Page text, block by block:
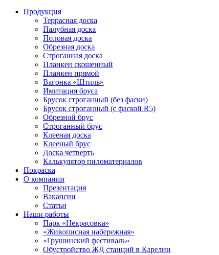
Продукция
Террасная доска
Палубная доска
Половая доска
Обрезная доска
Строганная доска
Планкен скошенный
Планкен прямой
Вагонка «Штиль»
Имитация бруса
Брусок строганный (без фаски)
Брусок строганный (с фаской R5)
Обрезной брус
Строганный брус
Клееная доска
Клееный брус
Доска четверть
Калькулятор пиломатериалов
Покраска
О компании
Презентация
Вакансии
Статьи
Наши работы
Парк «Некрасовка»
«Живописная набережная»
«Грушинский фестиваль»
Обустройство ЖД станций в Карелии